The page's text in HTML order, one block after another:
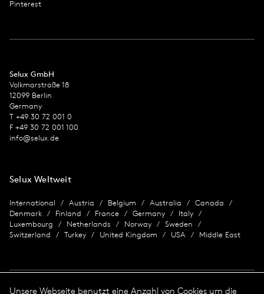
Pinterest
Selux GmbH
Volkmarstraße 18
12099 Berlin
Germany
T +49 30 72 001 0
F +49 30 72 001 100
info@selux.de
Selux Weltweit
International Austria Belgium Australia
Canada
Denmark
Finland France Germany
Italy
Luxembourg
Netherlands Norway
Sweden
Switzerland
Turkey United Kingdom USA Middle East
Unsere Webseite benutzt eine Anzahl von Cookies um die